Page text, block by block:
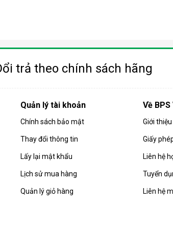
trả theo chính sách hãng
Quản lý tài khoản
Chính sách bảo mật
Thay đổi thông tin
Lấy lại mật khẩu
Lịch sử mua hàng
Quản lý giỏ hàng
Về
Giới
Giấy
Liên hệ
Tuyển
Liên hệ